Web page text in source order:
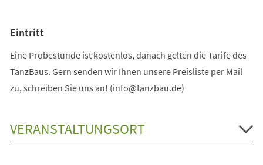
Eintritt
Eine Probestunde ist kostenlos, danach gelten die Tarife des
TanzBaus. Gern senden wir Ihnen unsere Preisliste per Mail
zu, schreiben Sie uns an! (info@tanzbau.de)
VERANSTALTUNGSORT